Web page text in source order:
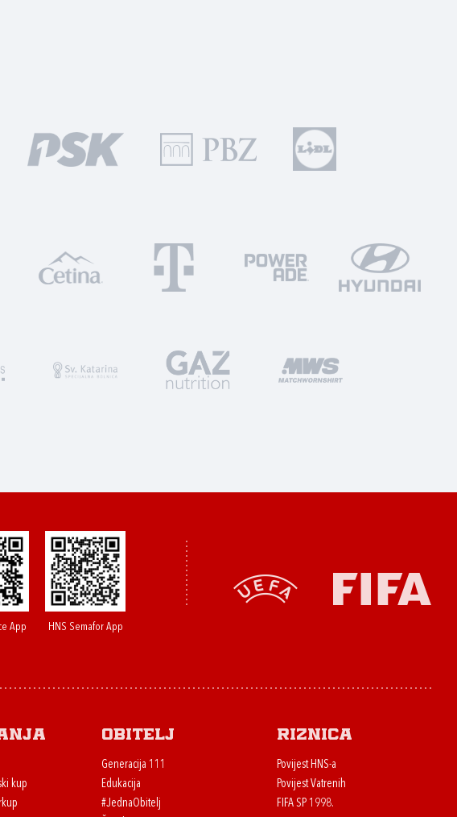
App HNS Semafor App
kup
Obitelj
Generacija 111
Edukacija
#JednaObitelj
Riznica
Povijest HNS-a
Povijest Vatrenih
FIFA SP 1998.